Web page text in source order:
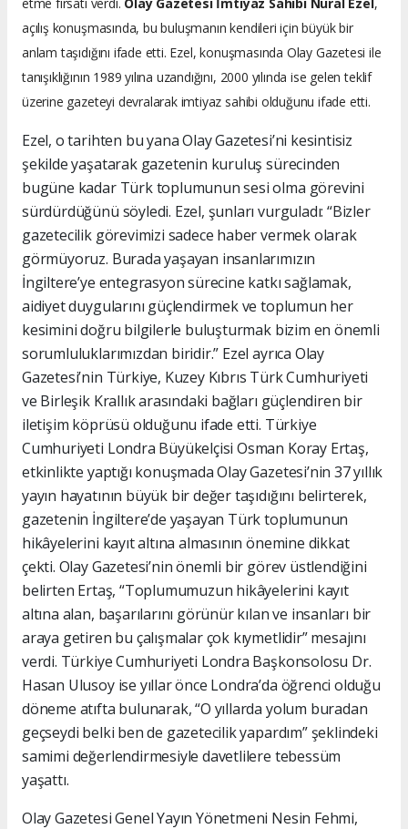
açılış konuşmasında, bu buluşmanın kendileri için büyük bir
anlam taşıdığını ifade etti. Ezel, konuşmasında Olay Gazetesi ile
tanışıklığının 1989 yılına uzandığını, 2000 yılında ise gelen teklif
üzerine gazeteyi devralarak imtiyaz sahibi olduğunu ifade etti.
Ezel, o tarihten bu yana Olay Gazetesi’ni kesintisiz
şekilde yaşatarak gazetenin kuruluş sürecinden
bugüne kadar Türk toplumunun sesi olma görevini
sürdürdüğünü söyledi. Ezel, şunları vurguladı: “Bizler
gazetecilik görevimizi sadece haber vermek olarak
görmüyoruz. Burada yaşayan insanlarımızın
İngiltere’ye entegrasyon sürecine katkı sağlamak,
aidiyet duygularını güçlendirmek ve toplumun her
kesimini doğru bilgilerle buluşturmak bizim en önemli
sorumluluklarımızdan biridir.” Ezel ayrıca Olay
Gazetesi’nin Türkiye, Kuzey Kıbrıs Türk Cumhuriyeti
ve Birleşik Krallık arasındaki bağları güçlendiren bir
iletişim köprüsü olduğunu ifade etti. Türkiye
Cumhuriyeti Londra Büyükelçisi Osman Koray Ertaş,
etkinlikte yaptığı konuşmada Olay Gazetesi’nin 37 yıllık
yayın hayatının büyük bir değer taşıdığını belirterek,
gazetenin İngiltere’de yaşayan Türk toplumunun
hikâyelerini kayıt altına almasının önemine dikkat
çekti. Olay Gazetesi’nin önemli bir görev üstlendiğini
belirten Ertaş, “Toplumumuzun hikâyelerini kayıt
altına alan, başarılarını görünür kılan ve insanları bir
araya getiren bu çalışmalar çok kıymetlidir” mesajını
verdi. Türkiye Cumhuriyeti Londra Başkonsolosu Dr.
Hasan Ulusoy ise yıllar önce Londra’da öğrenci olduğu
döneme atıfta bulunarak, “O yıllarda yolum buradan
geçseydi belki ben de gazetecilik yapardım” şeklindeki
samimi değerlendirmesiyle davetlilere tebessüm
yaşattı.
Olay Gazetesi Genel Yayın Yönetmeni Nesin Fehmi,